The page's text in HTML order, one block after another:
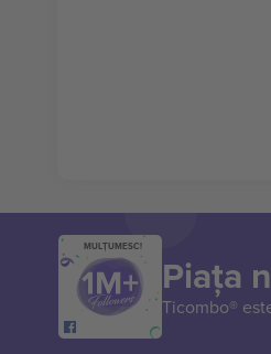
MULȚUMESC!
Piața
Ticombo®